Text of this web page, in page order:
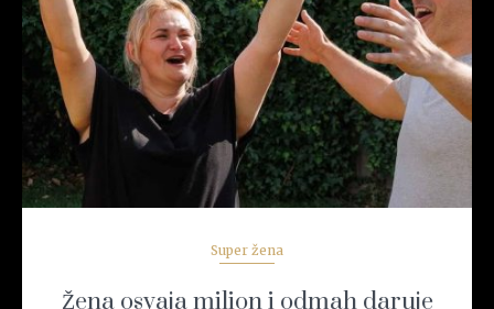
READ MORE
Super žena
Žena osvaja milion i odmah daruje